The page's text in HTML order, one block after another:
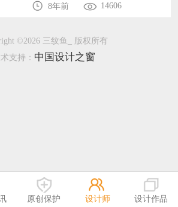
8年前 14606
©2026 三纹鱼_ 版权所有
支持： 中国设计之窗
原创保护 设计师 设计作品